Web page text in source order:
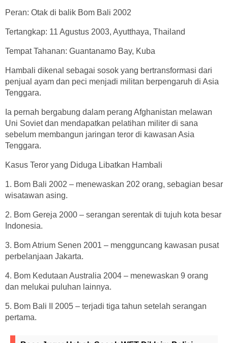
Peran: Otak di balik Bom Bali 2002
Tertangkap: 11 Agustus 2003, Ayutthaya, Thailand
Tempat Tahanan: Guantanamo Bay, Kuba
Hambali dikenal sebagai sosok yang bertransformasi dari
penjual ayam dan peci menjadi militan berpengaruh di Asia
Tenggara.
Ia pernah bergabung dalam perang Afghanistan melawan
Uni Soviet dan mendapatkan pelatihan militer di sana
sebelum membangun jaringan teror di kawasan Asia
Tenggara.
Kasus Teror yang Diduga Libatkan Hambali
1. Bom Bali 2002 – menewaskan 202 orang, sebagian besar
wisatawan asing.
2. Bom Gereja 2000 – serangan serentak di tujuh kota besar
Indonesia.
3. Bom Atrium Senen 2001 – mengguncang kawasan pusat
perbelanjaan Jakarta.
4. Bom Kedutaan Australia 2004 – menewaskan 9 orang
dan melukai puluhan lainnya.
5. Bom Bali II 2005 – terjadi tiga tahun setelah serangan
pertama.